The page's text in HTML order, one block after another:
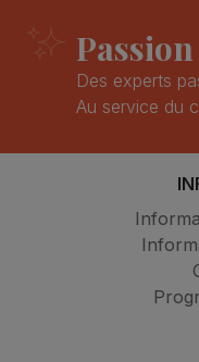
Passion
Des experts
Au service du